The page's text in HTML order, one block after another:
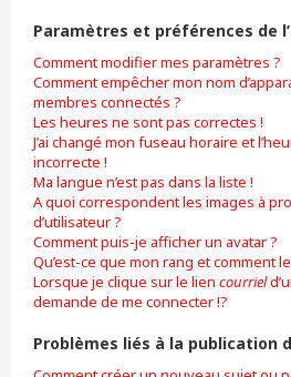
Paramètres et préférences de
Comment modifier mes paramètres ?
Comment empêcher mon nom
membres connectés ?
Les heures ne sont pas correctes !
J’ai changé mon fuseau horaire et
incorrecte !
Ma langue n’est pas dans la liste !
A quoi correspondent les images à
d’utilisateur ?
Comment puis-je afficher un avatar ?
Qu’est-ce que mon rang et comment
Lorsque je clique sur le lien courriel
demande de me connecter !?
Problèmes liés à la publication